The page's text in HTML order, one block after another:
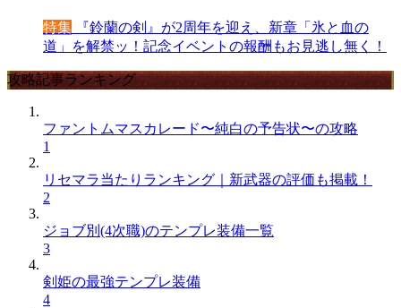
特集 『鈴蘭の剣』が2周年を迎え、新章「氷と血の
道」を解禁ッ！記念イベントの報酬もお見逃し無く！
攻略記事ランキング
ファントムマスカレード〜純白の予告状〜の攻略
1
リセマラ当たりランキング｜新武器の評価も掲載！
2
ジョブ別(4次職)のテンプレ装備一覧
3
剣姫の最強テンプレ装備
4